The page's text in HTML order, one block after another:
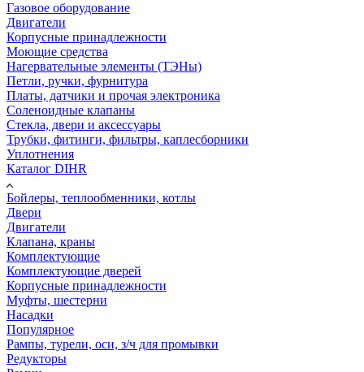
Газовое оборудование
Двигатели
Корпусные принадлежности
Моющие средства
Нагервательные элементы (ТЭНы)
Петли, ручки, фурнитура
Платы, датчики и прочая электроника
Соленоидные клапаны
Стекла, двери и аксессуары
Трубки, фитинги, фильтры, каплесборники
Уплотнения
Каталог DIHR
Бойлеры, теплообменники, котлы
Двери
Двигатели
Клапана, краны
Комплектующие
Комплектующие дверей
Корпусные принадлежности
Муфты, шестерни
Насадки
Популярное
Рампы, турели, оси, з/ч для промывки
Редукторы